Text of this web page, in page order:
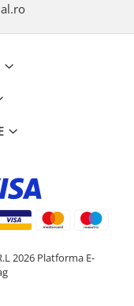
2026 Platforma E-